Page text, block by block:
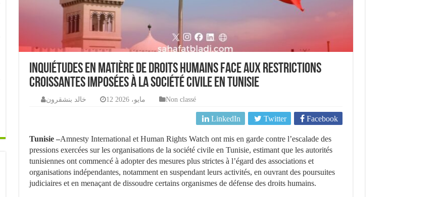
Inquiétudes en matière de droits humains face aux restrictions
croissantes imposées à la société civile en Tunisie
خالد بنشقرون 12 مايو، 2026 Non classé
Facebook
Twitter
LinkedIn
Tunisie –Amnesty International et Human Rights Watch ont mis en garde contre l’escalade des
pressions exercées sur les organisations de la société civile en Tunisie, estimant que les autorités
tunisiennes ont commencé à adopter des mesures plus strictes à l’égard des associations et
organisations indépendantes, notamment en suspendant leurs activités, en ouvrant des poursuites
judiciaires et en menaçant de dissoudre certains organismes de défense des droits humains.